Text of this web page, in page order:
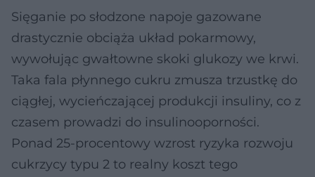
Sięganie po słodzone napoje gazowane
drastycznie obciąża układ pokarmowy,
wywołując gwałtowne skoki glukozy we krwi.
Taka fala płynnego cukru zmusza trzustkę do
ciągłej, wycieńczającej produkcji insuliny, co z
czasem prowadzi do insulinooporności.
Ponad 25-procentowy wzrost ryzyka rozwoju
cukrzycy typu 2 to realny koszt tego